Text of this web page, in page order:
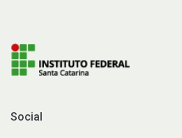
Social